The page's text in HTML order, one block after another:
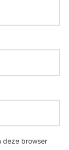
deze browser